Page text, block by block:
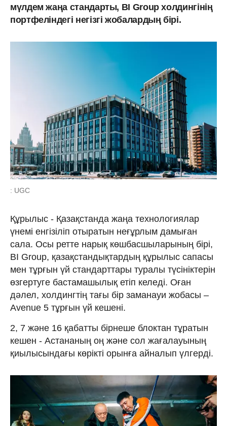
мүлдем жаңа стандарты, BI Group холдингінің
портфеліндегі негізгі жобалардың бірі.
: UGC
Құрылыс - Қазақстанда жаңа технологиялар
үнемі енгізіліп отыратын неғұрлым дамыған
сала. Осы ретте нарық көшбасшыларының бірі,
BI Group, қазақстандықтардың құрылыс сапасы
мен тұрғын үй стандарттары туралы түсініктерін
өзгертуге бастамашылық етіп келеді. Оған
дәлел, холдингтің тағы бір заманауи жобасы –
Avenue 5 тұрғын үй кешені.
2, 7 және 16 қабатты бірнеше блоктан тұратын
кешен - Астананың оң және сол жағалауының
қиылысындағы көрікті орынға айналып үлгерді.